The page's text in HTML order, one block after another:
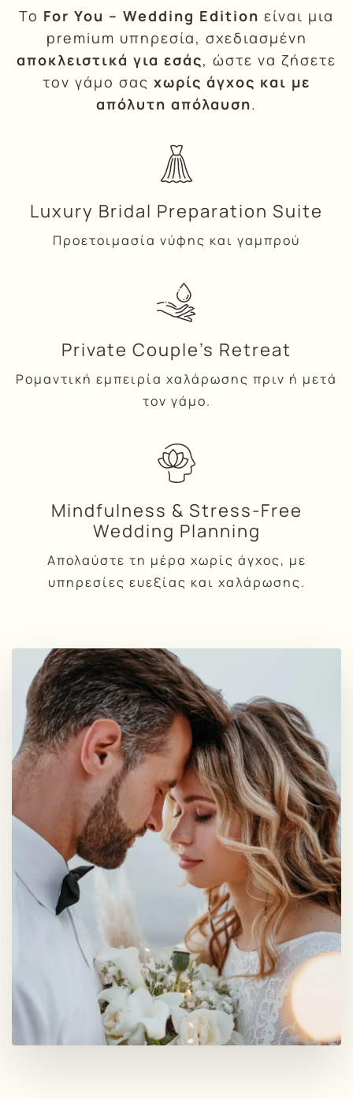
Το For You – Wedding Edition είναι μια
premium υπηρεσία, σχεδιασμένη
αποκλειστικά για εσάς, ώστε να ζήσετε
τον γάμο σας χωρίς άγχος και με
απόλυτη απόλαυση.
Luxury Bridal Preparation Suite
Προετοιμασία νύφης και γαμπρού
Private Couple’s Retreat
Ρομαντική εμπειρία χαλάρωσης πριν ή μετά
τον γάμο.
Mindfulness & Stress-Free
Wedding Planning
Απολαύστε τη μέρα χωρίς άγχος, με
υπηρεσίες ευεξίας και χαλάρωσης.